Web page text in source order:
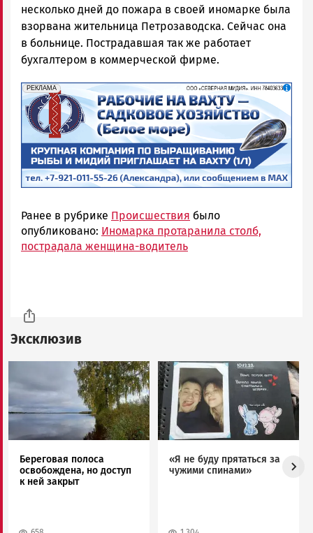
несколько дней до пожара в своей иномарке была
взорвана жительница Петрозаводска. Сейчас она
в больнице. Пострадавшая так же работает
бухгалтером в коммерческой фирме.
erid: 2SDnjf467GP
РЕКЛАМА
Реклама
Ранее в рубрике Происшествия было
опубликовано: Иномарка протаранила столб,
пострадала женщина-водитель
Эксклюзив
Береговая полоса
освобождена, но доступ
к ней закрыт
Image
«Я не буду прятаться за
чужими спинами»